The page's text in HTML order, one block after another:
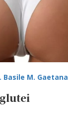
Basile M. Gaetana